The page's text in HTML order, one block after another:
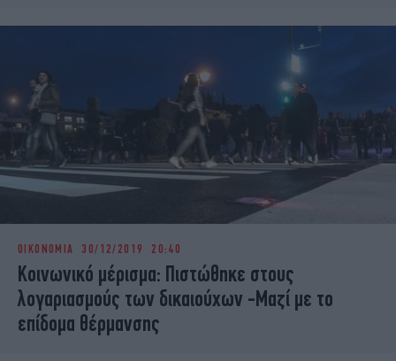
ΟΙΚΟΝΟΜΙΑ 30/12/2019 20:40
Κοινωνικό μέρισμα: Πιστώθηκε στους
λογαριασμούς των δικαιούχων -Μαζί με το
επίδομα θέρμανσης